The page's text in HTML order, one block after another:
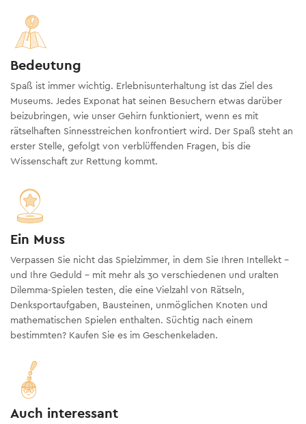
Bedeutung
Spaß ist immer wichtig. Erlebnisunterhaltung ist das Ziel des
Museums. Jedes Exponat hat seinen Besuchern etwas darüber
beizubringen, wie unser Gehirn funktioniert, wenn es mit
rätselhaften Sinnesstreichen konfrontiert wird. Der Spaß steht an
erster Stelle, gefolgt von verblüffenden Fragen, bis die
Wissenschaft zur Rettung kommt.
Ein Muss
Verpassen Sie nicht das Spielzimmer, in dem Sie Ihren Intellekt -
und Ihre Geduld - mit mehr als 30 verschiedenen und uralten
Dilemma-Spielen testen, die eine Vielzahl von Rätseln,
Denksportaufgaben, Bausteinen, unmöglichen Knoten und
mathematischen Spielen enthalten. Süchtig nach einem
bestimmten? Kaufen Sie es im Geschenkeladen.
Auch interessant